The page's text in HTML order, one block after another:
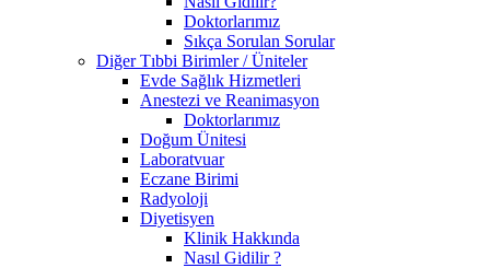
Doktorlarımız
Sıkça Sorulan Sorular
Diğer Tıbbi Birimler / Üniteler
Evde Sağlık Hizmetleri
Anestezi ve Reanimasyon
Doktorlarımız
Doğum Ünitesi
Laboratvuar
Eczane Birimi
Radyoloji
Diyetisyen
Klinik Hakkında
Nasıl Gidilir ?